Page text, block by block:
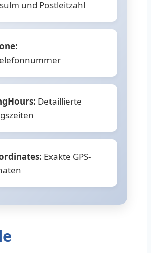
und Postleitzahl
Detaillierte
Exakte GPS-